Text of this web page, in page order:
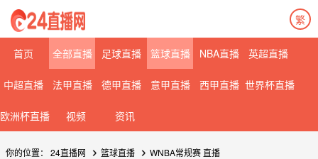
繁
首页 全部直播 足球直播 篮球直播 NBA直播 英超直播
中超直播 法甲直播 德甲直播 意甲直播 西甲直播 世界杯直播
欧洲杯直播 视频 资讯
你的位置： 24直播网 篮球直播 WNBA常规赛 直播